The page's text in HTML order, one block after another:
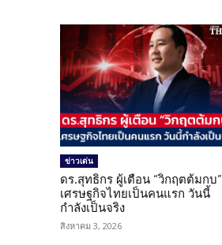
ข่าวเด่น
ดร.สุทธิกร ผู้เตือน “วิกฤตต้มกบ”
เศรษฐกิจไทยเป็นคนแรก วันนี้
กำลังเป็นจริง
สิงหาคม 3, 2026